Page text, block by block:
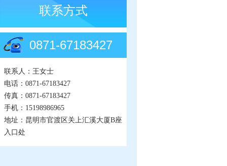
联系方式
0871-67183427
联系人：王女士
电话：0871-67183427
传真：0871-67183427
手机：15198986965
地址：昆明市官渡区关上汇溪大厦B座
入口处